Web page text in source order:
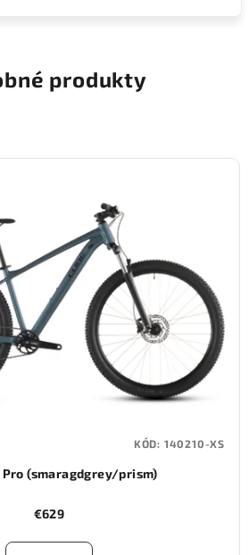
produkty
Pro (smaragdgrey/prism)
€629
KÓD: 140210-XS